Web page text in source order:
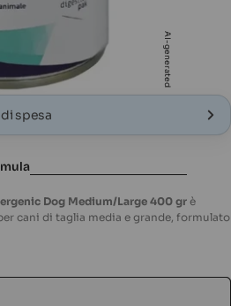
AI-generated
spesa
Dog Medium/Large 400 gr è
cani di taglia media e grande, formulato
bilanciata e altamente digeribile,